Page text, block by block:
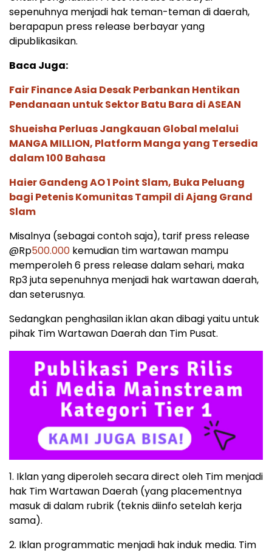
sepenuhnya menjadi hak teman-teman di daerah,
berapapun press release berbayar yang
dipublikasikan.
Baca Juga:
Fair Finance Asia Desak Perbankan Hentikan
Pendanaan untuk Sektor Batu Bara di ASEAN
Shueisha Perluas Jangkauan Global melalui
MANGA MILLION, Platform Manga yang Tersedia
dalam 100 Bahasa
Haier Gandeng AO 1 Point Slam, Buka Peluang
bagi Petenis Komunitas Tampil di Ajang Grand
Slam
Misalnya (sebagai contoh saja), tarif press release
@Rp500.000 kemudian tim wartawan mampu
memperoleh 6 press release dalam sehari, maka
Rp3 juta sepenuhnya menjadi hak wartawan daerah,
dan seterusnya.
Sedangkan penghasilan iklan akan dibagi yaitu untuk
pihak Tim Wartawan Daerah dan Tim Pusat.
1. Iklan yang diperoleh secara direct oleh Tim menjadi
hak Tim Wartawan Daerah (yang placementnya
masuk di dalam rubrik (teknis diinfo setelah kerja
sama).
2. Iklan programmatic menjadi hak induk media. Tim